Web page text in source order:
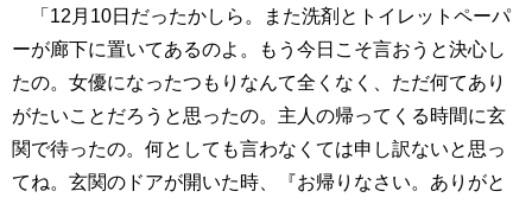
「12月10日だったかしら。また洗剤とトイレットペーパ
ーが廊下に置いてあるのよ。もう今日こそ言おうと決心し
たの。女優になったつもりなんて全くなく、ただ何てあり
がたいことだろうと思ったの。主人の帰ってくる時間に玄
関で待ったの。何としても言わなくては申し訳ないと思っ
てね。玄関のドアが開いた時、『お帰りなさい。ありがと